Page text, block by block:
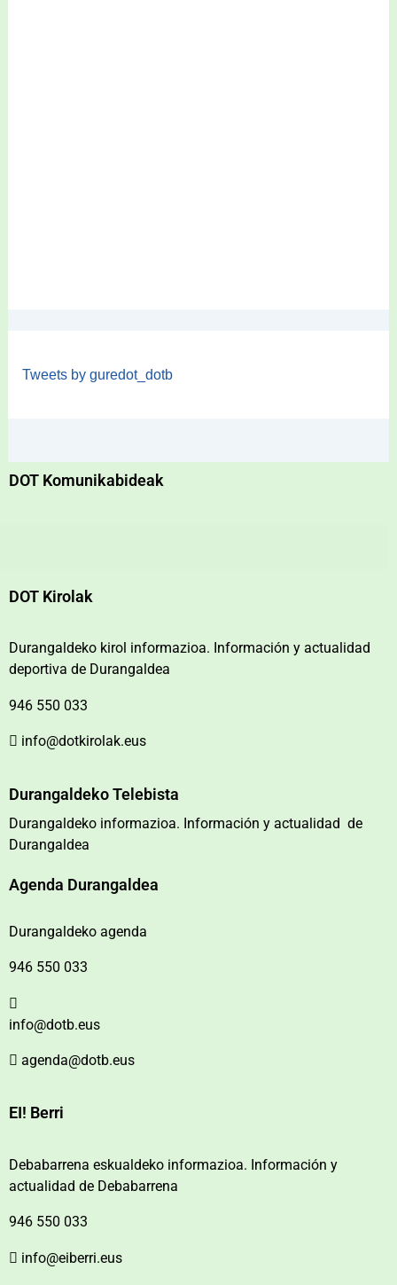
Tweets by guredot_dotb
DOT Komunikabideak
DOT Kirolak
Durangaldeko kirol informazioa. Información y actualidad
deportiva de Durangaldea
946 550 033
info@dotkirolak.eus
Durangaldeko Telebista
Durangaldeko informazioa. Información y actualidad de
Durangaldea
Agenda Durangaldea
Durangaldeko agenda
946 550 033
info@dotb.eus
agenda@dotb.eus
EI! Berri
Debabarrena eskualdeko informazioa. Información y
actualidad de Debabarrena
946 550 033
info@eiberri.eus